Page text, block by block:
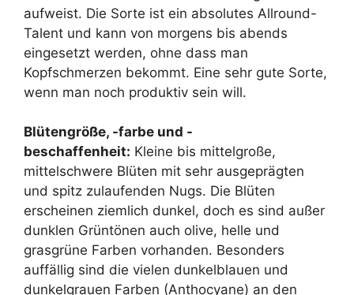
aufweist. Die Sorte ist ein absolutes Allround-
Talent und kann von morgens bis abends
eingesetzt werden, ohne dass man
Kopfschmerzen bekommt. Eine sehr gute Sorte,
wenn man noch produktiv sein will.
Blütengröße, -farbe und -
beschaffenheit: Kleine bis mittelgroße,
mittelschwere Blüten mit sehr ausgeprägten
und spitz zulaufenden Nugs. Die Blüten
erscheinen ziemlich dunkel, doch es sind außer
dunklen Grüntönen auch olive, helle und
grasgrüne Farben vorhanden. Besonders
auffällig sind die vielen dunkelblauen und
dunkelgrauen Farben (Anthocyane) an den